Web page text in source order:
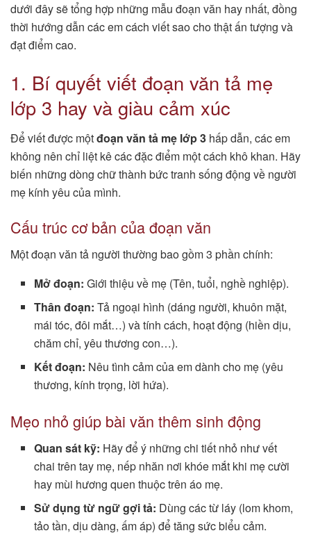
dưới đây sẽ tổng hợp những mẫu đoạn văn hay nhất, đồng
thời hướng dẫn các em cách viết sao cho thật ấn tượng và
đạt điểm cao.
1. Bí quyết viết đoạn văn tả mẹ
lớp 3 hay và giàu cảm xúc
Để viết được mộtđoạn văn tả mẹ lớp 3 hấp dẫn, các em
không nên chỉ liệt kê các đặc điểm một cách khô khan. Hãy
biến những dòng chữ thành bức tranh sống động về người
mẹ kính yêu của mình.
Cấu trúc cơ bản của đoạn văn
Một đoạn văn tả người thường bao gồm 3 phần chính:
Mở đoạn: Giới thiệu về mẹ (Tên, tuổi, nghề nghiệp).
Thân đoạn: Tả ngoại hình (dáng người, khuôn mặt,
mái tóc, đôi mắt…) và tính cách, hoạt động (hiền dịu,
chăm chỉ, yêu thương con…).
Kết đoạn: Nêu tình cảm của em dành cho mẹ (yêu
thương, kính trọng, lời hứa).
Mẹo nhỏ giúp bài văn thêm sinh động
Quan sát kỹ: Hãy để ý những chi tiết nhỏ như vết
chai trên tay mẹ, nếp nhăn nơi khóe mắt khi mẹ cười
hay mùi hương quen thuộc trên áo mẹ.
Sử dụng từ ngữ gợi tả: Dùng các từ láy (lom khom,
tảo tần, dịu dàng, ấm áp) để tăng sức biểu cảm.